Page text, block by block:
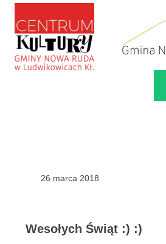
26 marca 2018
Wesołych Świąt :) :)